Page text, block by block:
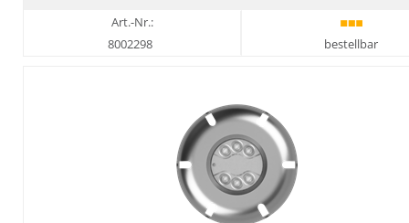
Art.-Nr.:
8002298
bestellbar